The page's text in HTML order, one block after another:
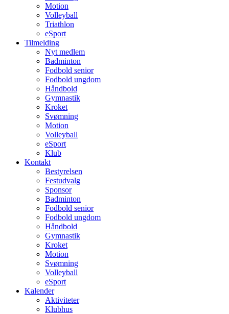
Motion
Volleyball
Triathlon
eSport
Tilmelding
Nyt medlem
Badminton
Fodbold senior
Fodbold ungdom
Håndbold
Gymnastik
Kroket
Svømning
Motion
Volleyball
eSport
Klub
Kontakt
Bestyrelsen
Festudvalg
Sponsor
Badminton
Fodbold senior
Fodbold ungdom
Håndbold
Gymnastik
Kroket
Motion
Svømning
Volleyball
eSport
Kalender
Aktiviteter
Klubhus